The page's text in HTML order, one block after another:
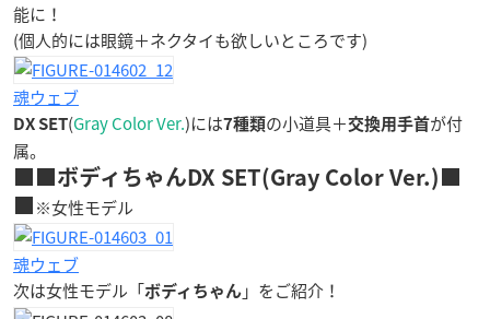
能に！
(個人的には眼鏡＋ネクタイも欲しいところです)
魂ウェブ
DX SET(Gray Color Ver.)には7種類の小道具＋交換用手首が付
属。
■■ボディちゃんDX SET(Gray Color Ver.)■
※女性モデル
魂ウェブ
次は女性モデル「ボディちゃん 」をご紹介！